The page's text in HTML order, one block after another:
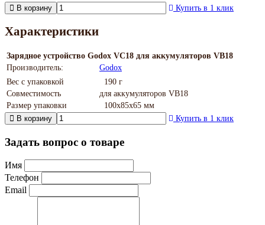
В корзину Купить в 1 клик
Характеристики
Зарядное устройство Godox VC18 для аккумуляторов VB18
Производитель:
Godox
Вес с упаковкой
190 г
Совместимость
для аккумуляторов VB18
Размер упаковки
100х85х65 мм
В корзину
Купить в 1 клик
Задать вопрос о товаре
Имя
Телефон
Email